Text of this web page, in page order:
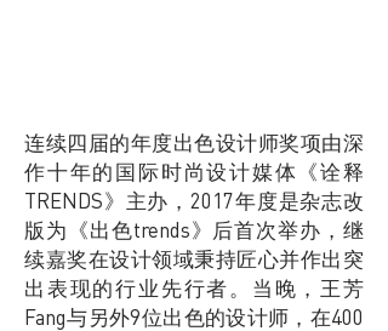
连续四届的年度出色设计师奖项由深
作十年的国际时尚设计媒体《诠释
TRENDS》主办，2017年度是杂志改
版为《出色trends》后首次举办，继
续嘉奖在设计领域秉持匠心并作出突
出表现的行业先行者。当晚，王芳
Fang与另外9位出色的设计师，在400